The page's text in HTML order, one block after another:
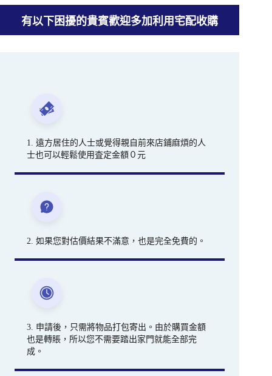
有以下困擾的貴賓歡迎多加利用宅配收購
1. 遠方居住的人士或覺得親自前來店鋪麻煩的人
士也可以輕鬆使用査定金額０元
2. 如果您對估價結果不滿意，也是完全免費的。
3. 申請後，只需將物品打包寄出。由於購買金額
也是轉賬，所以您不需要踏出家門就能全部完
成。